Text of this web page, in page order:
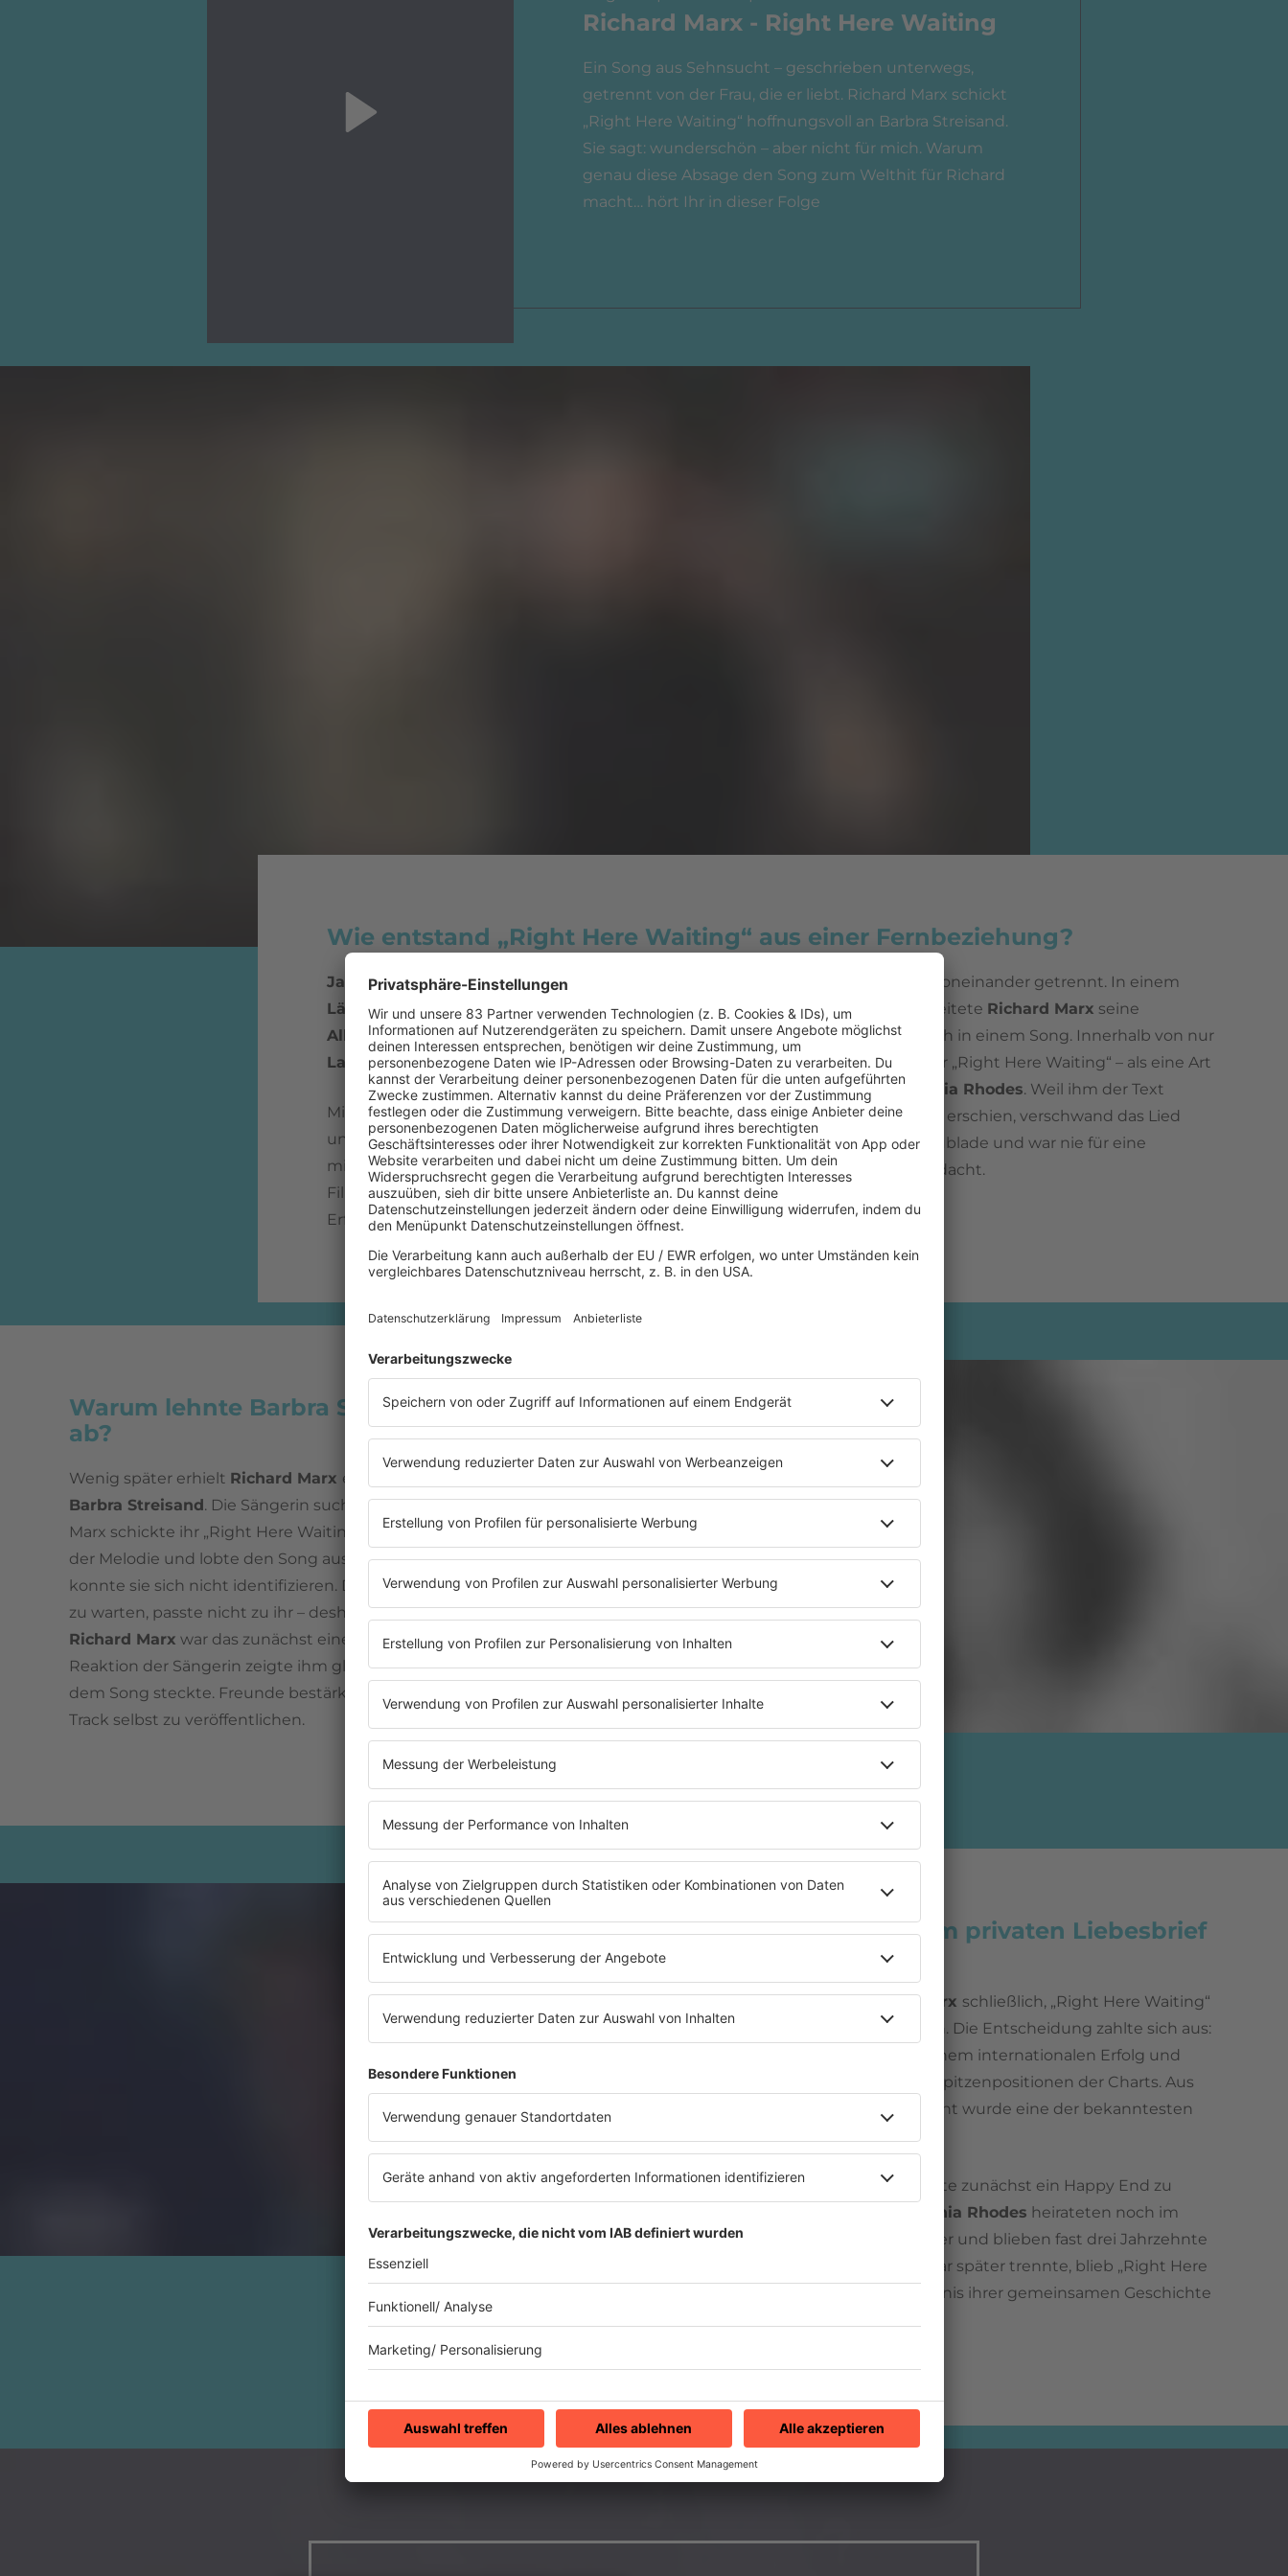
Richard Marx - Right Here Waiting
Ein Song aus Sehnsucht – geschrieben unterwegs,
getrennt von der Frau, die er liebt. Richard Marx schickt
„Right Here Waiting“ hoffnungsvoll an Barbra Streisand.
Sie sagt: wunderschön – aber nicht für mich. Warum
genau diese Absage den Song zum Welthit für Richard
macht… hört Ihr in dieser Folge
Wie entstand „Right Here Waiting“ aus einer Fernbeziehung?
Jahr:
1989
Länge:04:23
Album:Repeat Offender
Label: EMI USA
Mitte der 80er verliefen die Karrieren von Richard Marx
und
Cynthia Rhodesauf Hochtouren. Während Marx
mit eigenen Hits erfolgreich wurde, stand Rhodes durch
Filme wie "Dirty Dancing" im Rampenlicht. Doch der
Erfolg hatte seinen Preis: Beide waren ständig
unterwegs und oft voneinander getrennt. In einem
Hotelzimmer verarbeitete Richard Marx seine
Sehnsucht schließlich in einem Song. Innerhalb von nur
15 Minuten schrieb er „Right Here Waiting“ – als eine Art
Liebesbrief anCynthia Rhodes. Weil ihm der Text
jedoch zu persönlich erschien, verschwand das Lied
zunächst in der Schublade und war nie für eine
Veröffentlichung gedacht.
Warum lehnte Barbra Streisand den Song
ab?
Wenig später erhielt Richard Marx eine überraschende Anfrage von
Barbra Streisand. Die Sängerin suchte nach neuem Material, und
Marx schickte ihr „Right Here Waiting“. Streisand war begeistert von
der Melodie und lobte den Song ausdrücklich. Doch mit dem Text
konnte sie sich nicht identifizieren. Die Vorstellung, auf jemanden
zu warten, passte nicht zu ihr – deshalb lehnte sie das Lied ab. Für
Richard Marx war das zunächst eine Enttäuschung, doch die
Reaktion der Sängerin zeigte ihm gleichzeitig, welches Potenzial in
dem Song steckte. Freunde bestärkten ihn zusätzlich darin, den
Track selbst zu veröffentlichen.
Wie wurde aus einem privaten Liebesbrief
1989 entschied sichRichard Marx schließlich, „Right Here Waiting“
doch als Single herauszubringen. Die Entscheidung zahlte sich aus:
Der Song entwickelte sich zu einem internationalen Erfolg und
erreichte in vielen Ländern die Spitzenpositionen der Charts. Aus
einem sehr persönlichen Moment wurde eine der bekanntesten
Auch privat schien die Geschichte zunächst ein Happy End zu
Cynthia Rhodes heirateten noch im
selben Jahr, bekamen drei Kinder und blieben fast drei Jahrzehnte
zusammen. Obwohl sich das Paar später trennte, blieb „Right Here
Waiting“ als musikalisches Zeugnis ihrer gemeinsamen Geschichte